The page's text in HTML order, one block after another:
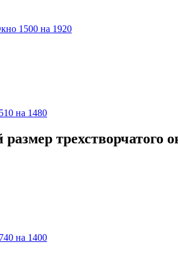
1500 на 1920
на 1480
трехстворчатого
на 1400